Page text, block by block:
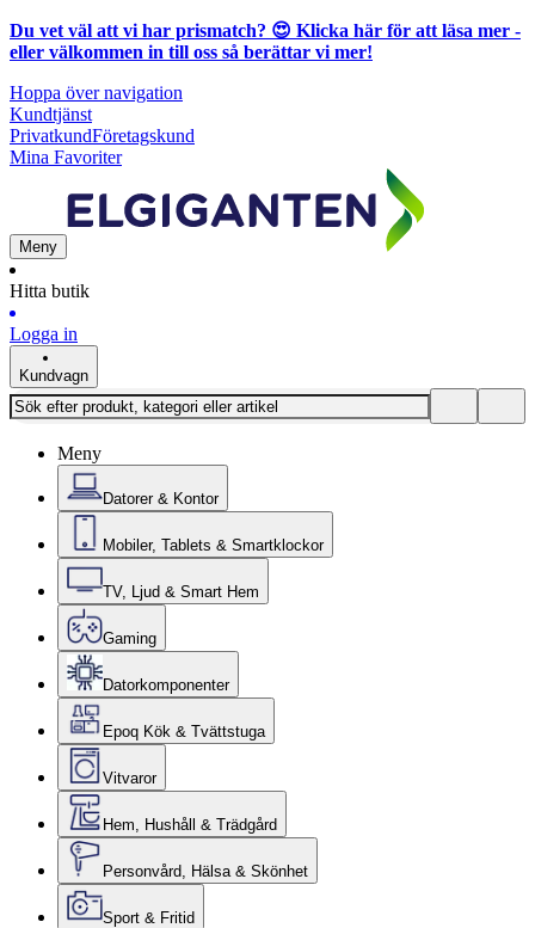
Du vet väl att vi har prismatch? 😍 Klicka här för att läsa mer -
eller välkommen in till oss så berättar vi mer!
Hoppa över navigation
Kundtjänst
PrivatkundFöretagskund
Mina Favoriter
Meny
Hitta butik
Logga in
Kundvagn
Meny
Datorer & Kontor
Mobiler, Tablets & Smartklockor
TV, Ljud & Smart Hem
Gaming
Datorkomponenter
Epoq Kök & Tvättstuga
Vitvaror
Hem, Hushåll & Trädgård
Personvård, Hälsa & Skönhet
Sport & Fritid